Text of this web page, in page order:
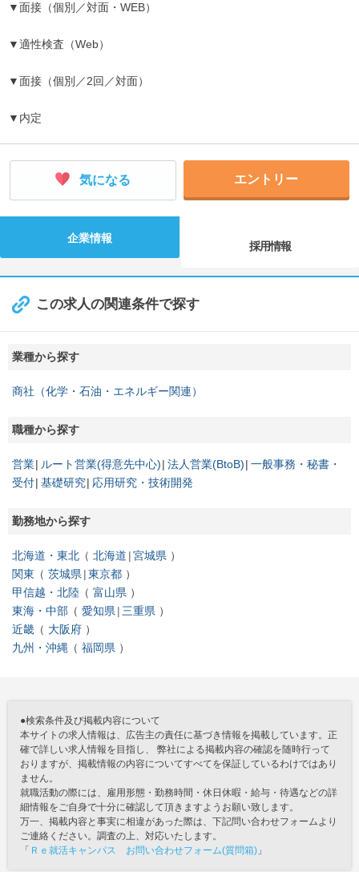
▼面接（個別／対面・WEB）
▼適性検査（Web）
▼面接（個別／2回／対面）
▼内定
気になる エントリー
企業情報
採用情報
この求人の関連条件で探す
業種から探す
商社（化学・石油・エネルギー関連）
職種から探す
営業 ルート営業(得意先中心) 法人営業(BtoB) 一般事務・秘書・
受付 基礎研究 応用研究・技術開発
勤務地から探す
北海道・東北 北海道 宮城県
関東
茨城県 東京都
甲信越・北陸
富山県
東海・中部
愛知県 三重県
近畿
大阪府
九州・沖縄
福岡県
●検索条件及び掲載内容について
本サイトの求人情報は、広告主の責任に基づき情報を掲載しています。正
確で詳しい求人情報を目指し、 弊社による掲載内容の確認を随時行って
おりますが、掲載情報の内容についてすべてを保証しているわけではあり
ません。
就職活動の際には、雇用形態・勤務時間・休日休暇・給与・待遇などの詳
細情報をご自身で十分に確認して頂きますようお願い致します。
万一、掲載内容と事実に相違があった際は、下記問い合わせフォームより
ご連絡ください。調査の上、対応いたします。
「 Ｒｅ就活キャンパス お問い合わせフォーム(質問箱) 」